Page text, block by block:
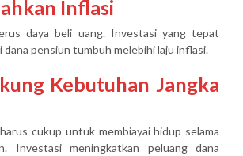
Inflasi
daya beli uang. Investasi yang tepat
dana pensiun tumbuh melebihi laju inflasi.
Kebutuhan Jangka
cukup untuk membiayai hidup selama
Investasi meningkatkan peluang dana